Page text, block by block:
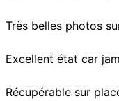
Très belles photos
Excellent état car
Récupérable sur